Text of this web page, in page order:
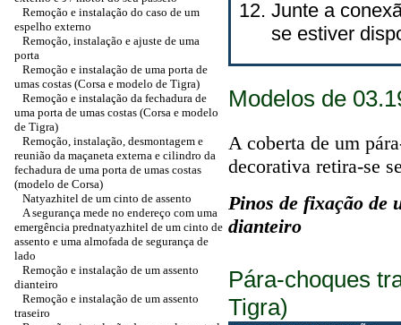
Remoção e instalação do caso de um
espelho externo
Remoção, instalação e ajuste de uma
porta
Remoção e instalação de uma porta de
umas costas (Corsa e modelo de Tigra)
Remoção e instalação da fechadura de
uma porta de umas costas (Corsa e modelo
de Tigra)
Remoção, instalação, desmontagem e
reunião da maçaneta externa e cilindro da
fechadura de uma porta de umas costas
(modelo de Corsa)
Natyazhitel de um cinto de assento
A segurança mede no endereço com uma
emergência prednatyazhitel de um cinto de
assento e uma almofada de segurança de
lado
Remoção e instalação de um assento
dianteiro
Remoção e instalação de um assento
traseiro
Junte a
se estiver
Modelos de
A coberta de um
decorativa retira-se
Pinos de fixação de
dianteiro
Pára-choques
Tigra)